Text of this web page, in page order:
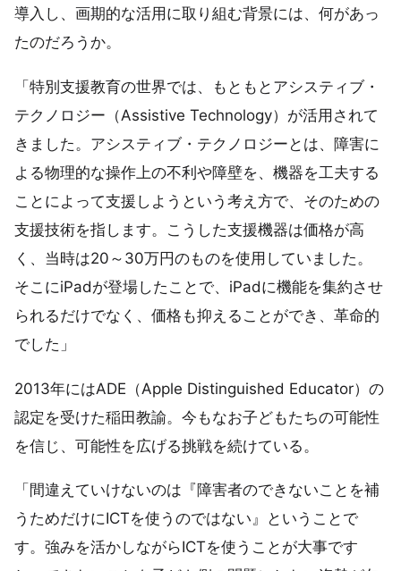
導入し、画期的な活用に取り組む背景には、何があっ
たのだろうか。
「特別支援教育の世界では、もともとアシスティブ・
テクノロジー（Assistive Technology）が活用されて
きました。アシスティブ・テクノロジーとは、障害に
よる物理的な操作上の不利や障壁を、機器を工夫する
ことによって支援しようという考え方で、そのための
支援技術を指します。こうした支援機器は価格が高
く、当時は20～30万円のものを使用していました。
そこにiPadが登場したことで、iPadに機能を集約させ
られるだけでなく、価格も抑えることができ、革命的
でした」
2013年にはADE（Apple Distinguished Educator）の
認定を受けた稲田教諭。今もなお子どもたちの可能性
を信じ、可能性を広げる挑戦を続けている。
「間違えていけないのは『障害者のできないことを補
うためだけにICTを使うのではない』ということで
す。強みを活かしながらICTを使うことが大事です